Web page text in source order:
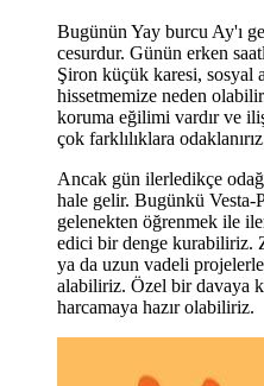
Bugünün Yay burcu Ay'ı
cesurdur. Günün erken
Şiron küçük karesi, sosyal
hissetmemize neden
koruma eğilimi vardır ve
çok farklılıklara
Ancak gün ilerledikçe
hale gelir. Bugünkü Vesta-
gelenekten öğrenmek ile
edici bir denge kurabiliriz.
ya da uzun vadeli
alabiliriz. Özel bir davaya
harcamaya hazır olabiliriz.